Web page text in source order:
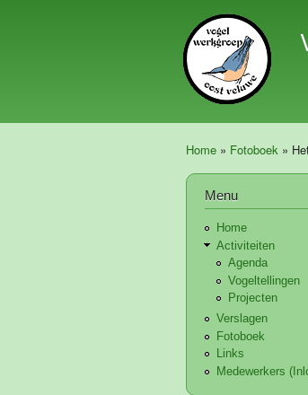
Home » Fotoboek »
Menu
Home
Activiteiten
Agenda
Vogeltellingen
Projecten
Verslagen
Fotoboek
Links
Medewerkers